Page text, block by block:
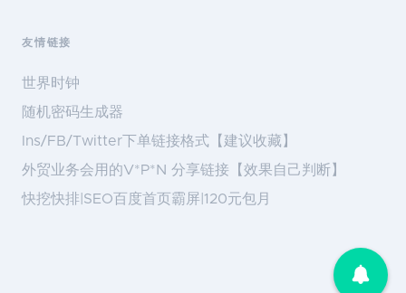
友情链接
世界时钟
随机密码生成器
Ins/FB/Twitter下单链接格式【建议收藏】
外贸业务会用的V*P*N 分享链接【效果自己判断】
快挖快排|SEO百度首页霸屏|120元包月